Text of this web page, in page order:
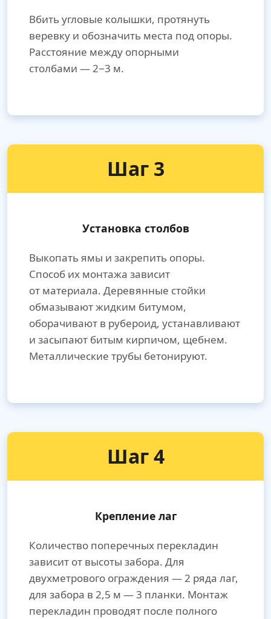
Вбить угловые колышки, протянуть
веревку и обозначить места под опоры.
Расстояние между опорными
столбами — 2−3 м.
Шаг 3
Установка столбов
Выкопать ямы и закрепить опоры.
Способ их монтажа зависит
от материала. Деревянные стойки
обмазывают жидким битумом,
оборачивают в рубероид, устанавливают
и засыпают битым кирпичом, щебнем.
Металлические трубы бетонируют.
Шаг 4
Крепление лаг
Количество поперечных перекладин
зависит от высоты забора. Для
двухметрового ограждения — 2 ряда лаг,
для забора в 2,5 м — 3 планки. Монтаж
перекладин проводят после полного